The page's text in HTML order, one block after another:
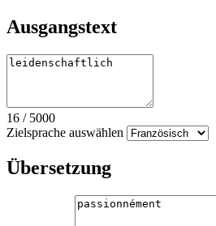
Ausgangstext
16 / 5000
Zielsprache auswählen
Übersetzung